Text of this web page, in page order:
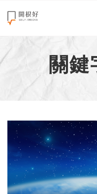
來點正能量
世界在想什麼
創造美好生活
職場商業經濟
影片專區
關於我們
關鍵